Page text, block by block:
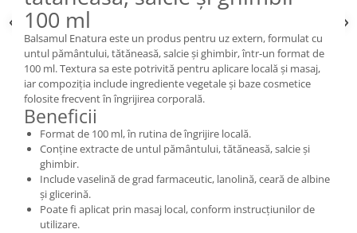
100 ml
Balsamul Enatura este un produs pentru uz extern, formulat cu
untul pământului, tătăneasă, salcie și ghimbir, într-un format de
100 ml. Textura sa este potrivită pentru aplicare locală și masaj,
iar compoziția include ingrediente vegetale și baze cosmetice
folosite frecvent în îngrijirea corporală.
Beneficii
Format de 100 ml, în rutina de îngrijire locală.
Conține extracte de untul pământului, tătăneasă, salcie și
ghimbir.
Include vaselină de grad farmaceutic, lanolină, ceară de albine
și glicerină.
Poate fi aplicat prin masaj local, conform instrucțiunilor de
utilizare.